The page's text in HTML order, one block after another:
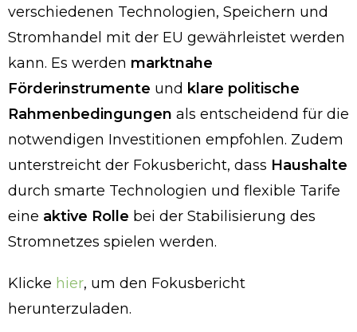
verschiedenen Technologien, Speichern und
Stromhandel mit der EU gewährleistet werden
kann. Es werden marktnahe
Förderinstrumente und klare politische
Rahmenbedingungen als entscheidend für die
notwendigen Investitionen empfohlen. Zudem
unterstreicht der Fokusbericht, dass Haushalte
durch smarte Technologien und flexible Tarife
eine aktive Rolle bei der Stabilisierung des
Stromnetzes spielen werden.
Klicke hier, um den Fokusbericht
herunterzuladen.